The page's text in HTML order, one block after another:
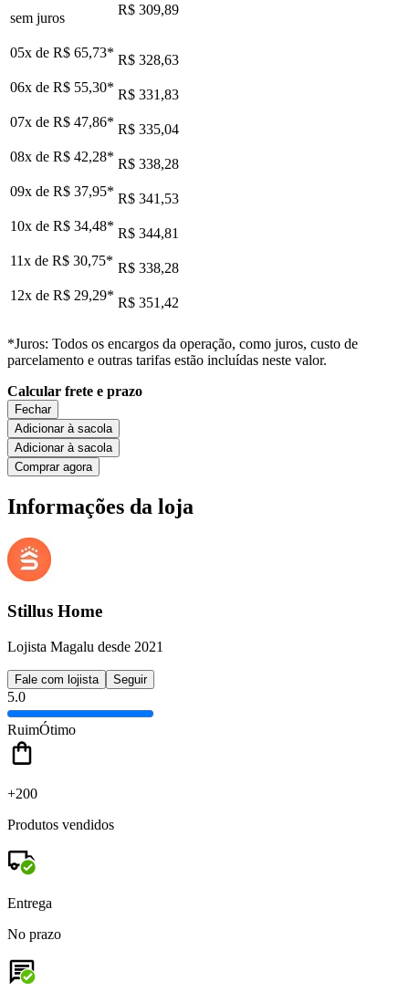
sem juros
R$ 309,89
05x de R$ 65,73* R$ 328,63
06x de R$ 55,30* R$ 331,83
07x de R$ 47,86* R$ 335,04
08x de R$ 42,28* R$ 338,28
09x de R$ 37,95* R$ 341,53
10x de R$ 34,48* R$ 344,81
11x de R$ 30,75* R$ 338,28
12x de R$ 29,29* R$ 351,42
*Juros: Todos os encargos da operação, como juros, custo de
parcelamento e outras tarifas estão incluídas neste valor.
Calcular frete e prazo
Fechar
Adicionar à sacola
Adicionar à sacola
Comprar agora
Informações da loja
Stillus Home
Lojista Magalu desde 2021
Fale com lojista Seguir
5.0
RuimÓtimo
+200
Produtos vendidos
Entrega
No prazo